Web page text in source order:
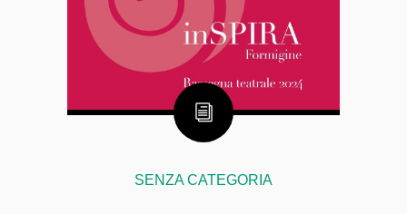
SENZA CATEGORIA